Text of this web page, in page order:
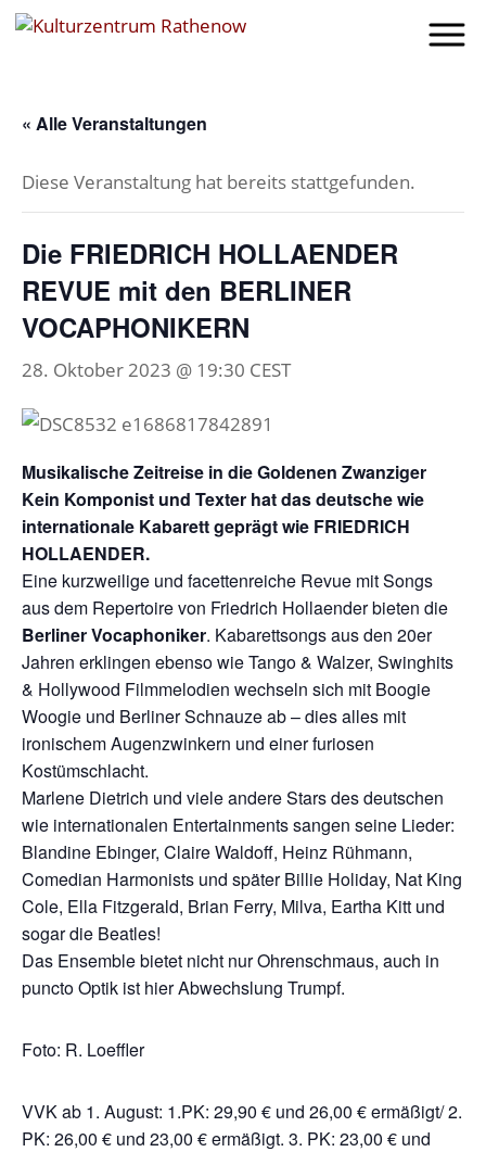
« Alle Veranstaltungen
Diese Veranstaltung hat bereits stattgefunden.
Die FRIEDRICH HOLLAENDER
REVUE mit den BERLINER
VOCAPHONIKERN
28. Oktober 2023 @ 19:30 CEST
Musikalische Zeitreise in die Goldenen Zwanziger
Kein Komponist und Texter hat das deutsche wie
internationale Kabarett geprägt wie FRIEDRICH
HOLLAENDER.
Eine kurzweilige und facettenreiche Revue mit Songs
aus dem Repertoire von Friedrich Hollaender bieten die
Berliner Vocaphoniker. Kabarettsongs aus den 20er
Jahren erklingen ebenso wie Tango & Walzer, Swinghits
& Hollywood Filmmelodien wechseln sich mit Boogie
Woogie und Berliner Schnauze ab – dies alles mit
ironischem Augenzwinkern und einer furiosen
Kostümschlacht.
Marlene Dietrich und viele andere Stars des deutschen
wie internationalen Entertainments sangen seine Lieder:
Blandine Ebinger, Claire Waldoff, Heinz Rühmann,
Comedian Harmonists und später Billie Holiday, Nat King
Cole, Ella Fitzgerald, Brian Ferry, Milva, Eartha Kitt und
sogar die Beatles!
Das Ensemble bietet nicht nur Ohrenschmaus, auch in
puncto Optik ist hier Abwechslung Trumpf.
Foto: R. Loeffler
VVK ab 1. August: 1.PK: 29,90 € und 26,00 € ermäßigt/ 2.
PK: 26,00 € und 23,00 € ermäßigt. 3. PK: 23,00 € und